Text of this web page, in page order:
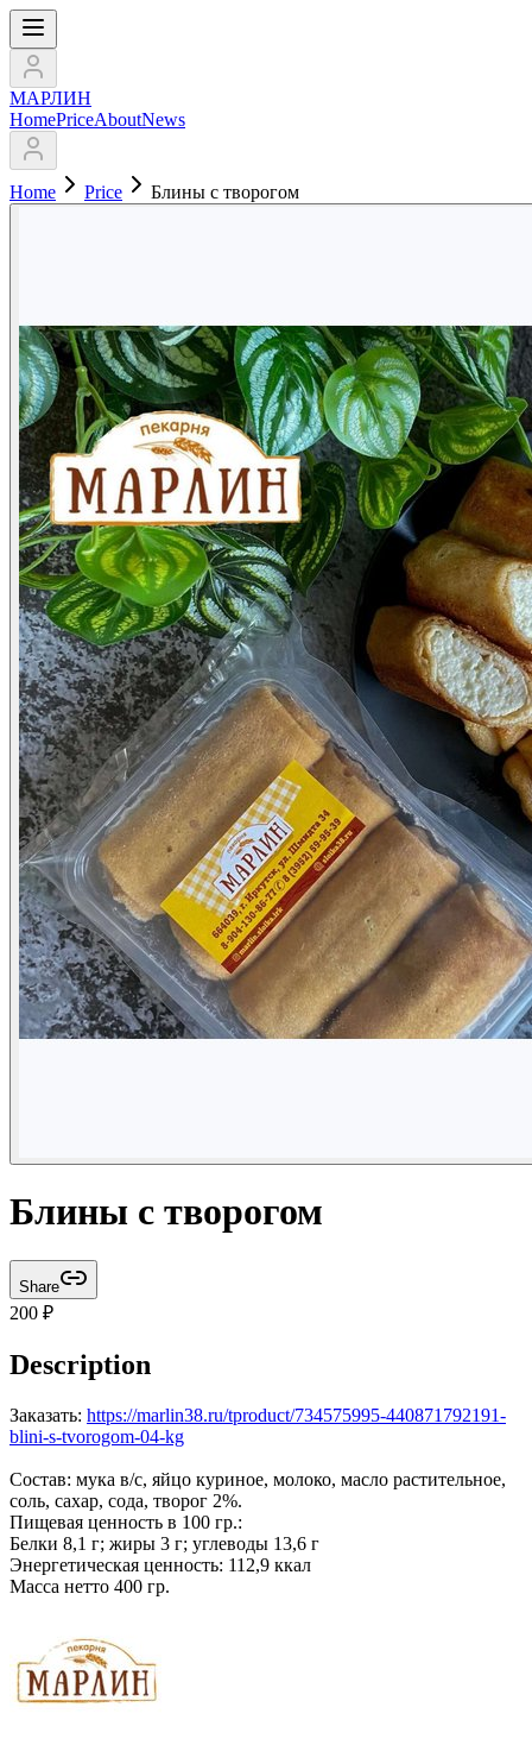
МАРЛИН
HomePriceAboutNews
Home Price Блины с творогом
Блины с творогом
Share
200 ₽
Description
Заказать: https://marlin38.ru/tproduct/734575995-440871792191-
blini-s-tvorogom-04-kg
Состав: мука в/с, яйцо куриное, молоко, масло растительное,
соль, сахар, сода, творог 2%.
Пищевая ценность в 100 гр.:
Белки 8,1 г; жиры 3 г; углеводы 13,6 г
Энергетическая ценность: 112,9 ккал
Масса нетто 400 гр.